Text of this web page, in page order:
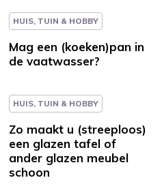
HUIS, TUIN & HOBBY
Mag een (koeken)pan in
de vaatwasser?
HUIS, TUIN & HOBBY
Zo maakt u (streeploos)
een glazen tafel of
ander glazen meubel
schoon